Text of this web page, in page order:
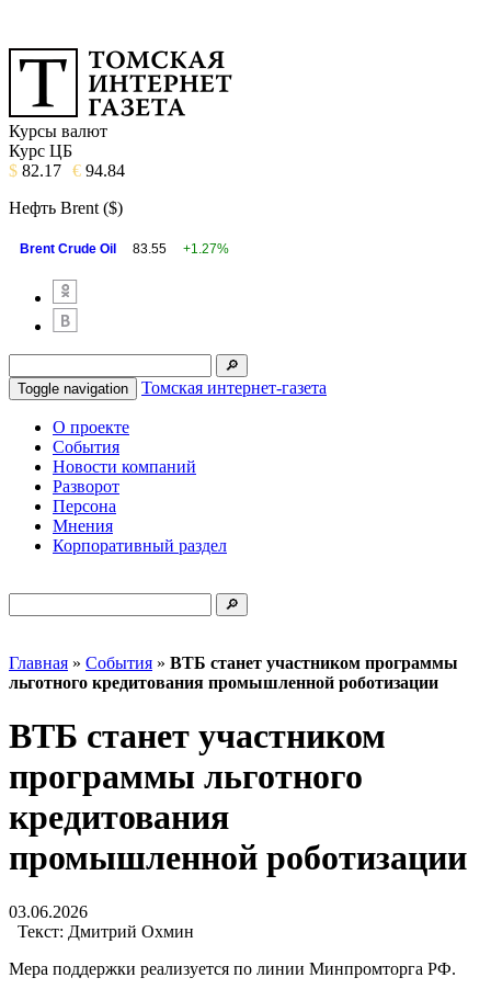
Курсы валют
Курс ЦБ
$ 82.17 € 94.84
Нефть Brent ($)
Brent Crude Oil 83.55 +1.27%
Toggle navigation Томская интернет-газета
О проекте
События
Новости компаний
Разворот
Персона
Мнения
Корпоративный раздел
Главная » События » ВТБ станет участником программы
льготного кредитования промышленной роботизации
ВТБ станет участником
программы льготного
кредитования
промышленной роботизации
03.06.2026
Текст: Дмитрий Охмин
Мера поддержки реализуется по линии Минпромторга РФ.